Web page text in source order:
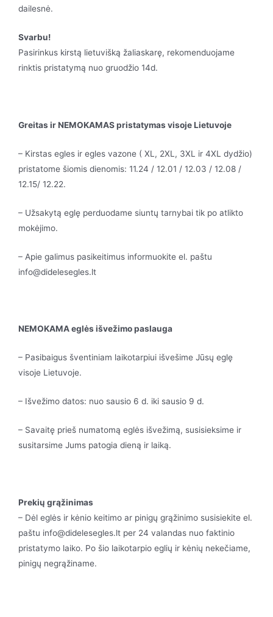
dailesnė.
Svarbu!
Pasirinkus kirstą lietuvišką žaliaskarę, rekomenduojame
rinktis pristatymą nuo gruodžio 14d.
Greitas ir NEMOKAMAS pristatymas visoje Lietuvoje
– Kirstas egles ir egles vazone ( XL, 2XL, 3XL ir 4XL dydžio)
pristatome šiomis dienomis: 11.24 / 12.01 / 12.03 / 12.08 /
12.15/ 12.22.
– Užsakytą eglę perduodame siuntų tarnybai tik po atlikto
mokėjimo.
– Apie galimus pasikeitimus informuokite el. paštu
info@didelesegles.lt
NEMOKAMA eglės išvežimo paslauga
– Pasibaigus šventiniam laikotarpiui išvešime Jūsų eglę
visoje Lietuvoje.
– Išvežimo datos: nuo sausio 6 d. iki sausio 9 d.
– Savaitę prieš numatomą eglės išvežimą, susisieksime ir
susitarsime Jums patogia dieną ir laiką.
Prekių grąžinimas
– Dėl eglės ir kėnio keitimo ar pinigų grąžinimo susisiekite el.
paštu info@didelesegles.lt per 24 valandas nuo faktinio
pristatymo laiko. Po šio laikotarpio eglių ir kėnių nekečiame,
pinigų negrąžiname.